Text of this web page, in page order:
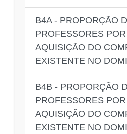
B4A - PROPORÇÃO
PROFESSORES
AQUISIÇÃO DO
EXISTENTE NO
B4B - PROPORÇÃO
PROFESSORES
AQUISIÇÃO DO
EXISTENTE NO